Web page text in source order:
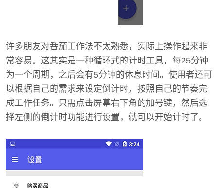
许多朋友对番茄工作法不太熟悉，实际上操作起来非
常容易。这其实是一种循环式的计时工具，每25分钟
为一个周期，之后会有5分钟的休息时间。使用者还可
以根据自己的需求来设定倒计时，按照自己的节奏完
成工作任务。只需点击屏幕右下角的加号键，然后选
择左侧的倒计时功能进行设置，就可以开始计时了。